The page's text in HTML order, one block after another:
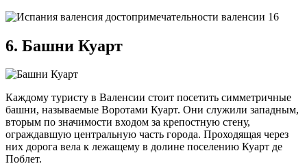
6. Башни Куарт
Каждому туристу в Валенсии стоит посетить симметричные
башни, называемые Воротами Куарт. Они служили западным,
вторым по значимости входом за крепостную стену,
ограждавшую центральную часть города. Проходящая через
них дорога вела к лежащему в долине поселению Куарт де
Поблет.